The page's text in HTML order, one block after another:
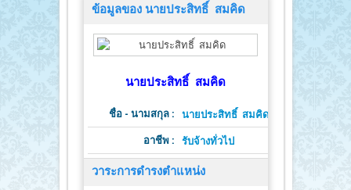
ข้อมูลของ นายประสิทธิ์ สมคิด
นายประสิทธิ์ สมคิด
ชื่อ - นามสกุล : นายประสิทธิ์ สมคิด
อาชีพ : รับจ้างทั่วไป
วาระการดำรงตำแหน่ง